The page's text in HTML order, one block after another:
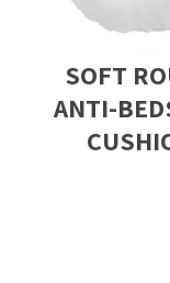
SOFT
ANTI-